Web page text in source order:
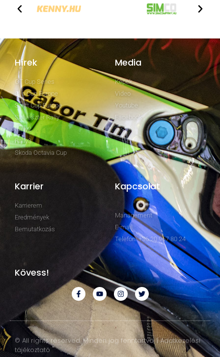
Hírek
GT Cup Series
Clio Cup Europe
Swift Cup Europe
Szilveszter Rally
Rally2
Rally3
Skoda Octavia Cup
Media
Képek
Video
Youtube
Facebook
Karrier
Karrierem
Eredmények
Bemutatkozás
Kapcsolat
Management
E-mail
Telefon: +36 20 967 80 24
Kövess!
© All rights reserved. Minden jog fenntartva. | Adatkezelési
tájékoztató